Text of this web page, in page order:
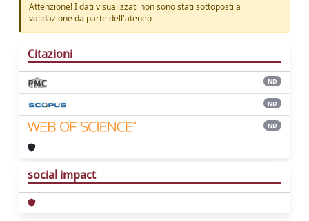
Attenzione! I dati visualizzati non sono stati sottoposti a
validazione da parte dell'ateneo
Citazioni
ND
ND
ND
social impact